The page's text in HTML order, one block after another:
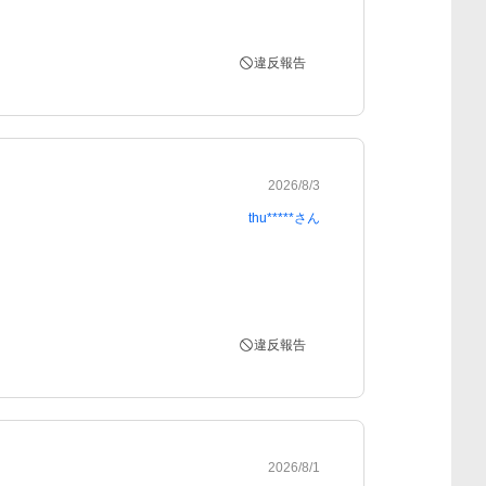
違反報告
2026/8/3
thu*****さん
違反報告
2026/8/1